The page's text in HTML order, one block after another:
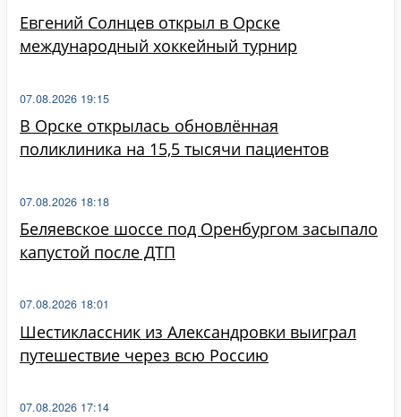
Евгений Солнцев открыл в Орске
международный хоккейный турнир
В Орске открылась обновлённая
поликлиника на 15,5 тысячи пациентов
07.08.2026 19:15
Беляевское шоссе под Оренбургом засыпало
капустой после ДТП
07.08.2026 18:18
Шестиклассник из Александровки выиграл
путешествие через всю Россию
07.08.2026 18:01
07.08.2026 17:14